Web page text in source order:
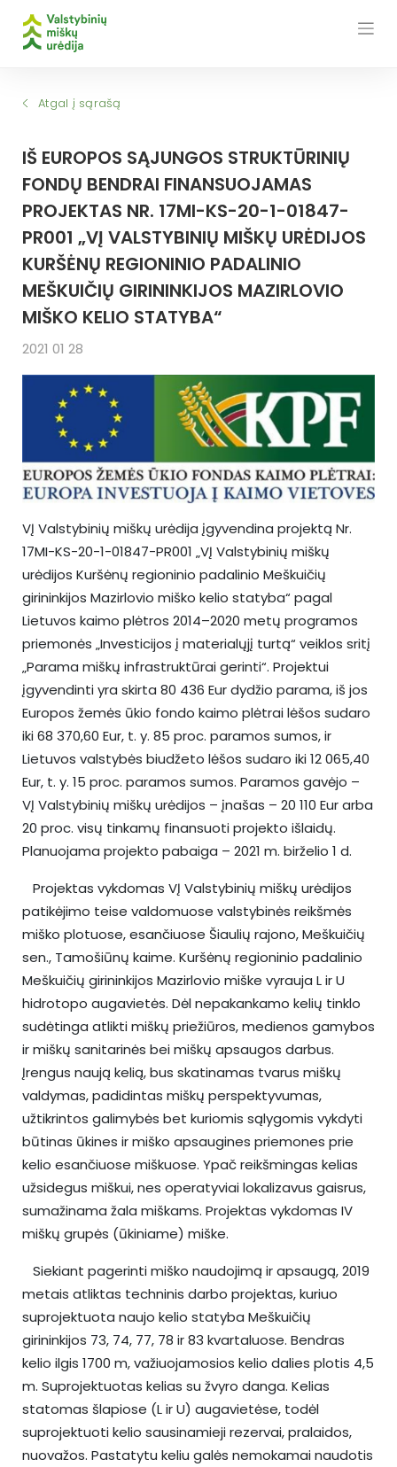
Atgal į sąrašą
IŠ EUROPOS SĄJUNGOS STRUKTŪRINIŲ
FONDŲ BENDRAI FINANSUOJAMAS
PROJEKTAS NR. 17MI-KS-20-1-01847-
PR001 „VĮ VALSTYBINIŲ MIŠKŲ URĖDIJOS
KURŠĖNŲ REGIONINIO PADALINIO
MEŠKUIČIŲ GIRININKIJOS MAZIRLOVIO
MIŠKO KELIO STATYBA“
2021 01 28
VĮ Valstybinių miškų urėdija įgyvendina projektą Nr.
17MI-KS-20-1-01847-PR001 „VĮ Valstybinių miškų
urėdijos Kuršėnų regioninio padalinio Meškuičių
girininkijos Mazirlovio miško kelio statyba“ pagal
Lietuvos kaimo plėtros 2014–2020 metų programos
priemonės „Investicijos į materialųjį turtą“ veiklos sritį
„Parama miškų infrastruktūrai gerinti“. Projektui
įgyvendinti yra skirta 80 436 Eur dydžio parama, iš jos
Europos žemės ūkio fondo kaimo plėtrai lėšos sudaro
iki 68 370,60 Eur, t. y. 85 proc. paramos sumos, ir
Lietuvos valstybės biudžeto lėšos sudaro iki 12 065,40
Eur, t. y. 15 proc. paramos sumos. Paramos gavėjo –
VĮ Valstybinių miškų urėdijos – įnašas – 20 110 Eur arba
20 proc. visų tinkamų finansuoti projekto išlaidų.
Planuojama projekto pabaiga – 2021 m. birželio 1 d.
Projektas vykdomas VĮ Valstybinių miškų urėdijos
patikėjimo teise valdomuose valstybinės reikšmės
miško plotuose, esančiuose Šiaulių rajono, Meškuičių
sen., Tamošiūnų kaime. Kuršėnų regioninio padalinio
Meškuičių girininkijos Mazirlovio miške vyrauja L ir U
hidrotopo augavietės. Dėl nepakankamo kelių tinklo
sudėtinga atlikti miškų priežiūros, medienos gamybos
ir miškų sanitarinės bei miškų apsaugos darbus.
Įrengus naują kelią, bus skatinamas tvarus miškų
valdymas, padidintas miškų perspektyvumas,
užtikrintos galimybės bet kuriomis sąlygomis vykdyti
būtinas ūkines ir miško apsaugines priemones prie
kelio esančiuose miškuose. Ypač reikšmingas kelias
užsidegus miškui, nes operatyviai lokalizavus gaisrus,
sumažinama žala miškams. Projektas vykdomas IV
miškų grupės (ūkiniame) miške.
Siekiant pagerinti miško naudojimą ir apsaugą, 2019
metais atliktas techninis darbo projektas, kuriuo
suprojektuota naujo kelio statyba Meškuičių
girininkijos 73, 74, 77, 78 ir 83 kvartaluose. Bendras
kelio ilgis 1700 m, važiuojamosios kelio dalies plotis 4,5
m. Suprojektuotas kelias su žvyro danga. Kelias
statomas šlapiose (L ir U) augavietėse, todėl
suprojektuoti kelio sausinamieji rezervai, pralaidos,
nuovažos. Pastatytu keliu galės nemokamai naudotis